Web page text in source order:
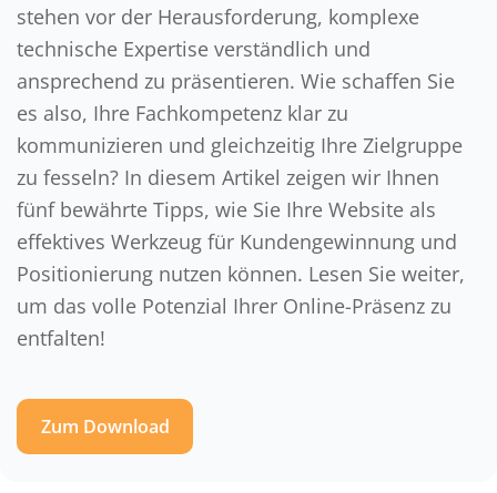
stehen vor der Herausforderung, komplexe
technische Expertise verständlich und
ansprechend zu präsentieren. Wie schaffen Sie
es also, Ihre Fachkompetenz klar zu
kommunizieren und gleichzeitig Ihre Zielgruppe
zu fesseln? In diesem Artikel zeigen wir Ihnen
fünf bewährte Tipps, wie Sie Ihre Website als
effektives Werkzeug für Kundengewinnung und
Positionierung nutzen können. Lesen Sie weiter,
um das volle Potenzial Ihrer Online-Präsenz zu
entfalten!
Zum Download